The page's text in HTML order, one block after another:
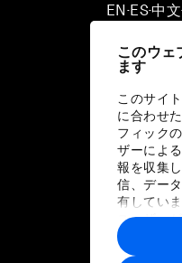
このウェ
ます
このサイ
に合わせ
フィック
ザーによ
報を収集
信、デー
有してい
ユーザー
報や各パ
に収集さ
EN ▪ ES▪中文